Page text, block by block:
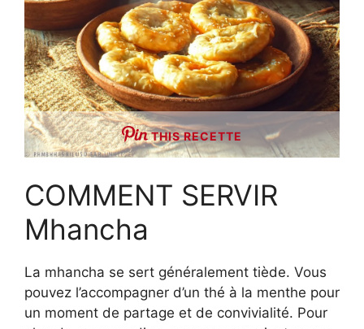
THIS RECETTE
COMMENT SERVIR
Mhancha
La mhancha se sert généralement tiède. Vous
pouvez l’accompagner d’un thé à la menthe pour
un moment de partage et de convivialité. Pour